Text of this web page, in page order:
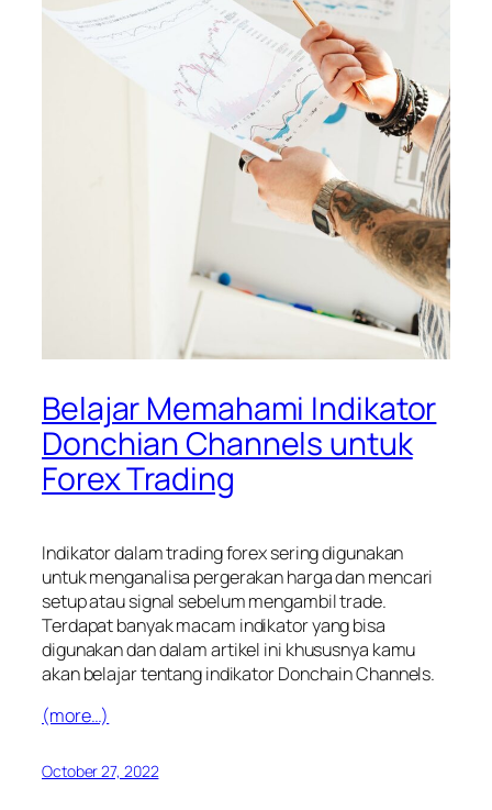
Belajar Memahami Indikator
Donchian Channels untuk
Forex Trading
Indikator dalam trading forex sering digunakan
untuk menganalisa pergerakan harga dan mencari
setupatau signal sebelum mengambiltrade.
Terdapat banyak macam indikator yang bisa
digunakan dan dalam artikel ini khususnya kamu
akan belajar tentang indikatorDonchain Channels.
(more…)
October 27, 2022